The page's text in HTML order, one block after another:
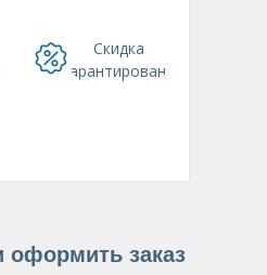
Скидка
гарантирована
оформить заказ